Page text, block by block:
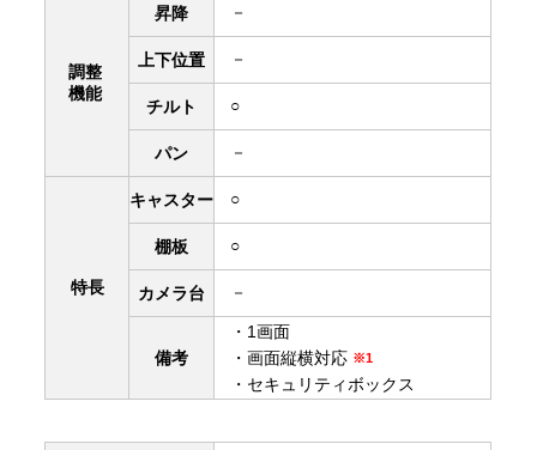
調整
機能
昇降 －
上下位置 －
チルト ○
パン －
特長
キャスター ○
棚板 ○
カメラ台 －
備考
・1画面
・画面縦横対応 ※1
・セキュリティボックス